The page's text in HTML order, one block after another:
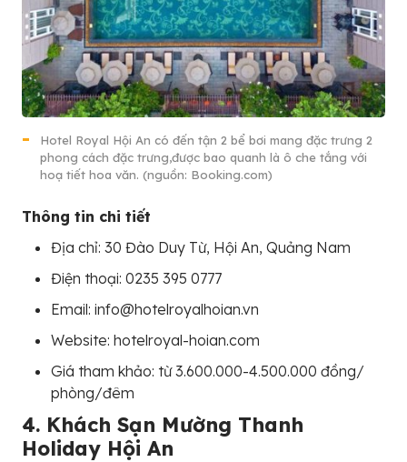
Hotel Royal Hội An có đến tận 2 bể bơi mang đặc trưng 2
phong cách đặc trưng,được bao quanh là ô che tắng với
hoạ tiết hoa văn. (nguồn: Booking.com)
Thông tin chi tiết
Địa chỉ: 30 Đào Duy Từ, Hội An, Quảng Nam
Điện thoại: 0235 395 0777
Email: info@hotelroyalhoian.vn
Website: hotelroyal-hoian.com
Giá tham khảo: từ 3.600.000-4.500.000 đồng/
phòng/đêm
4. Khách Sạn Mường Thanh
Holiday Hội An